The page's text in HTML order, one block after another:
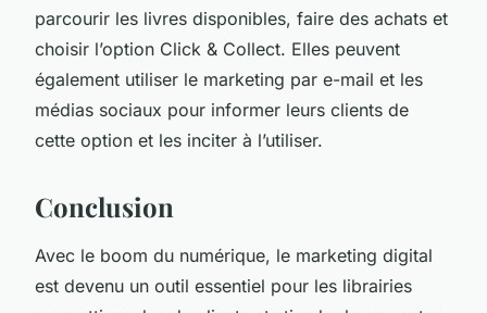
parcourir les livres disponibles, faire des achats et
choisir l’option Click & Collect. Elles peuvent
également utiliser le marketing par e-mail et les
médias sociaux pour informer leurs clients de
cette option et les inciter à l’utiliser.
Conclusion
Avec le boom du numérique, le marketing digital
est devenu un outil essentiel pour les librairies